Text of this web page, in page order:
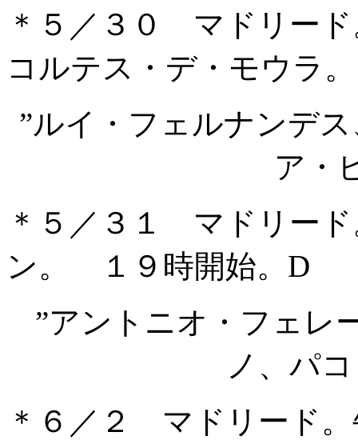
＊５／３０ マドリー
コルテス・デ・モウラ
”ルイ・フェルナンデ
ア・
＊５／３１ マドリー
ン。 １９時開始。D
”アントニオ・フェレ
ノ、パ
＊６／２ マドリード